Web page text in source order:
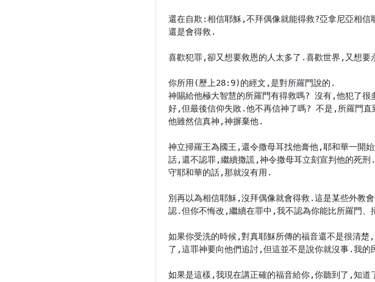
還在自欺:相信耶穌,不拜偶像就能得救?亞拿尼亞相
還是會得救.
喜歡犯罪,卻又想要救恩的人太多了.喜歡世界,又想
你所用(歷上28:9)的經文,是對所羅門說的.
神賜給他極大智慧的所羅門有得救嗎? 沒有,他犯了
好,但最後信仰失敗.他不再信神了嗎? 不是,所羅門
他雖然信真神,神摒棄他.
神立掃羅王為國王,還令撒母耳找他膏他,耶和華一開
話,還不認罪,繼續撒謊,神令撒母耳立刻宣判他的死
守耶和華的話,那就沒有用.
別再以為相信耶穌,沒拜偶像就會得救.這是某些外教
認.但你不悔改,繼續在罪中,我不認為你能比所羅門、
如果你受洗的時候,對真耶穌所傳的福音還不是很清
了,這罪神要向他們追討,但這並不是說你就沒事.我
如果是這樣,我現在講正確的福音給你,你聽到了,知